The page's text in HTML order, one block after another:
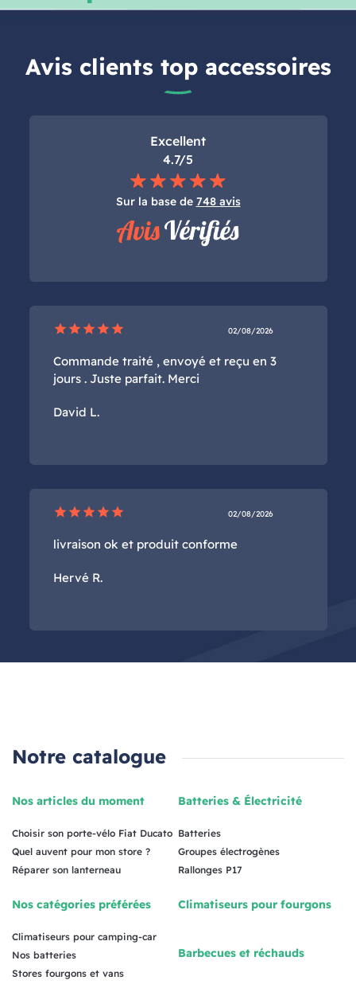
Avis clients top accessoires
Excellent
4.7/5
Sur la base de 748 avis
star star star star star 02/08/2026
Commande traité , envoyé et reçu en 3
jours . Juste parfait. Merci
David L.
star star star star star 02/08/2026
livraison ok et produit conforme
Hervé R.
Notre catalogue
Nos articles du moment
Choisir son porte-vélo Fiat Ducato
Quel auvent pour mon store ?
Réparer son lanterneau
Nos catégories préférées
Climatiseurs pour camping-car
Nos batteries
Stores fourgons et vans
Batteries & Électricité
Batteries
Groupes électrogènes
Rallonges P17
Climatiseurs pour fourgons
Barbecues et réchauds